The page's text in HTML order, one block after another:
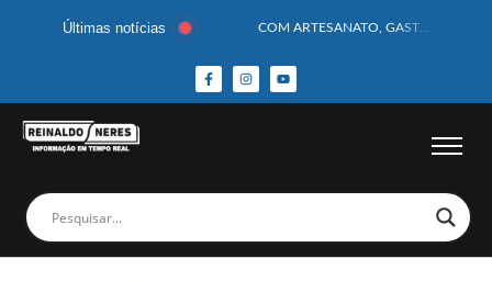
Últimas notícias
HOMEM CAI DE CACHOEIRA DE 40 METROS AO TENTAR FAZER FOTO
CORPOS DAS SEIS VÍTIMAS DE ACIDENTE COM LANCHA SÃO VELADOS; SAIBA COMO FOI